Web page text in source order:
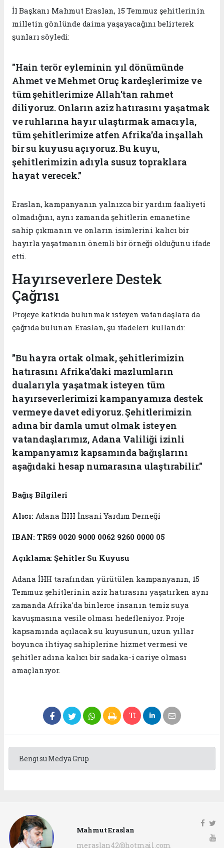
İl Başkanı Mahmut Eraslan, 15 Temmuz şehitlerinin
milletin gönlünde daima yaşayacağını belirterek
şunları söyledi:
"Hain terör eyleminin yıl dönümünde
Ahmet ve Mehmet Oruç kardeşlerimize ve
tüm şehitlerimize Allah'tan rahmet
diliyoruz. Onların aziz hatırasını yaşatmak
ve ruhlarına hayır ulaştırmak amacıyla,
tüm şehitlerimize atfen Afrika'da inşallah
bir su kuyusu açıyoruz. Bu kuyu,
şehitlerimizin adıyla susuz topraklara
hayat verecek."
Eraslan, kampanyanın yalnızca bir yardım faaliyeti
olmadığını, aynı zamanda şehitlerin emanetine
sahip çıkmanın ve onların isimlerini kalıcı bir
hayırla yaşatmanın önemli bir örneği olduğunu ifade
etti.
Hayırseverlere Destek
Çağrısı
Projeye katkıda bulunmak isteyen vatandaşlara da
çağrıda bulunan Eraslan, şu ifadeleri kullandı:
"Bu hayra ortak olmak, şehitlerimizin
hatırasını Afrika'daki mazlumların
dualarıyla yaşatmak isteyen tüm
hayırseverlerimizi kampanyamıza destek
vermeye davet ediyoruz. Şehitlerimizin
adına bir damla umut olmak isteyen
vatandaşlarımız, Adana Valiliği izinli
kampanyamız kapsamında bağışlarını
aşağıdaki hesap numarasına ulaştırabilir."
Bağış Bilgileri
Alıcı:Adana İHH İnsani Yardım Derneği
IBAN: TR59 0020 9000 0062 9260 0000 05
Açıklama: Şehitler Su Kuyusu
Adana İHH tarafından yürütülen kampanyanın, 15
Temmuz şehitlerinin aziz hatırasını yaşatırken aynı
zamanda Afrika'da binlerce insanın temiz suya
kavuşmasına vesile olması hedefleniyor. Proje
kapsamında açılacak su kuyusunun, uzun yıllar
boyunca ihtiyaç sahiplerine hizmet vermesi ve
şehitler adına kalıcı bir sadaka-i cariye olması
amaçlanıyor.
Bengisu Medya Grup
Mahmut Eraslan
meraslan42@hotmail.com